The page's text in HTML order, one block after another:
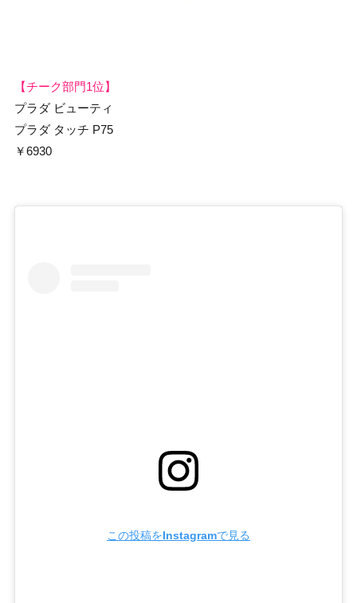
【チーク部門1位】
プラダ ビューティ
プラダ タッチ P75
￥6930
この投稿をInstagramで見る